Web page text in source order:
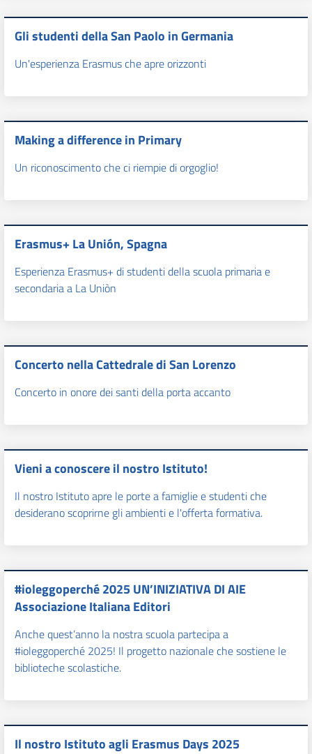
Gli studenti della San Paolo in Germania
Un'esperienza Erasmus che apre orizzonti
Making a difference in Primary
Un riconoscimento che ci riempie di orgoglio!
Erasmus+ La Unión, Spagna
Esperienza Erasmus+ di studenti della scuola primaria e
secondaria a La Uniòn
Concerto nella Cattedrale di San Lorenzo
Concerto in onore dei santi della porta accanto
Vieni a conoscere il nostro Istituto!
Il nostro Istituto apre le porte a famiglie e studenti che
desiderano scoprirne gli ambienti e l'offerta formativa.
#ioleggoperché 2025 UN’INIZIATIVA DI AIE
Associazione Italiana Editori
Anche quest’anno la nostra scuola partecipa a
#ioleggoperché 2025! Il progetto nazionale che sostiene le
biblioteche scolastiche.
Il nostro Istituto agli Erasmus Days 2025